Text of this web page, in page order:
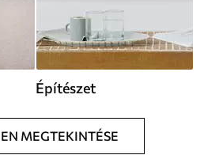
Építészet
MEGTEKINTÉSE